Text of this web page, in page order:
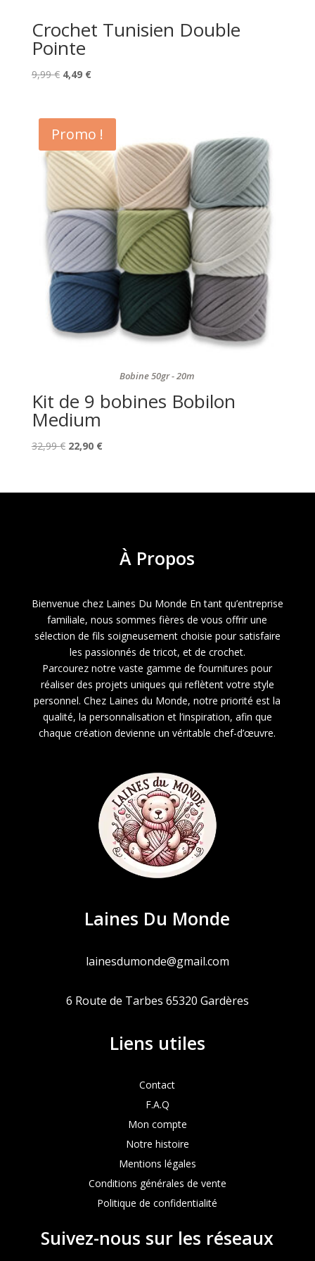
Crochet Tunisien Double
Pointe
9,99€ Le
était :
9,99 €.
4,49 €Le
est :
4,49 €.
Promo !
Bobine 50gr - 20m
Kit de 9 bobines Bobilon
Medium
32,99€ Le
était :
22,90 €Le
est :
À Propos
Bienvenue chez Laines Du Monde En tant qu’entreprise
familiale, nous sommes fières de vous offrir une
sélection de fils soigneusement choisie pour satisfaire
les passionnés de tricot, et de crochet.
Parcourez notre vaste gamme de fournitures pour
réaliser des projets uniques qui reflètent votre style
personnel. Chez Laines du Monde, notre priorité est la
qualité, la personnalisation et l’inspiration, afin que
chaque création devienne un véritable chef-d’œuvre.
Laines Du Monde
lainesdumonde@gmail.com
6 Route de Tarbes 65320 Gardères
Liens utiles
Contact
F.A.Q
Mon compte
Notre histoire
Mentions légales
Conditions générales de vente
Politique de confidentialité
Suivez-nous sur les réseaux